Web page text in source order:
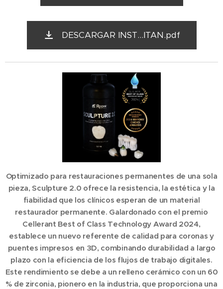
DESCARGAR INST...ITAN.pdf
Optimizado para restauraciones permanentes de una sola
pieza,Sculpture 2.0 ofrece la resistencia, la estética y la
fiabilidad que los clínicos esperan de un material
restaurador permanente. Galardonado con el premio
Cellerant Best of Class Technology Award 2024,
establece un nuevo referente de calidad para coronas y
puentes impresos en 3D, combinando durabilidad a largo
plazo con la eficiencia de los flujos de trabajo digitales.
Este rendimiento se debe a un relleno cerámico con un 60
% de zirconia, pionero en la industria, que proporciona una